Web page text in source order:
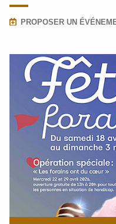
PROPOSER UN